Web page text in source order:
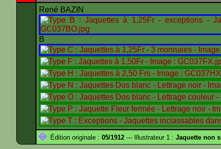
René BAZIN
B
Édition originale : 05/1912 --- Illustrateur 1 : Jaquette non